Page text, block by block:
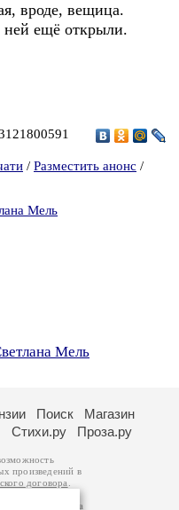
вроде, вещица.
ней ещё открыли.
/ Разместить анонс /
Мель
Мель
Поиск
Магазин
Стихи.ру Проза.ру
произведений в
договора
авторам
возможна